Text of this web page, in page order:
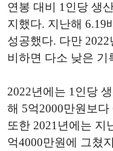
연봉 대비 1인당 생
지했다. 지난해 6.19
성공했다. 다만 2022
비하면 다소 낮은 기
2022년에는 1인당
해 5억2000만원보
또한 2021년에는 지
억4000만원에 그쳤